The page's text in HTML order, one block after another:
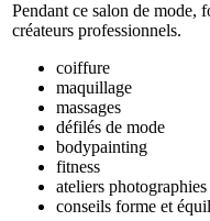
Pendant ce salon de mode,
créateurs professionnels.
coiffure
maquillage
massages
défilés de mode
bodypainting
fitness
ateliers
conseils forme et